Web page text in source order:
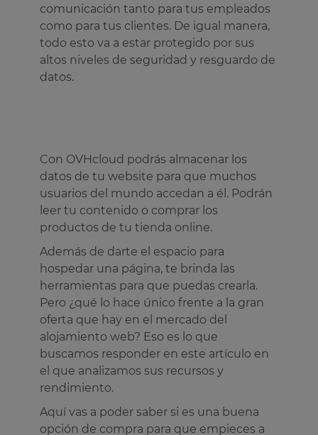
comunicación tanto para tus empleados
como para tus clientes. De igual manera,
todo esto va a estar protegido por sus
altos niveles de seguridad y resguardo de
datos.
Con OVHcloud podrás almacenar los
datos de tu website para que muchos
usuarios del mundo accedan a él. Podrán
leer tu contenido o comprar los
productos de tu tienda online.
Además de darte el espacio para
hospedar una página, te brinda las
herramientas para que puedas crearla.
Pero ¿qué lo hace único frente a la gran
oferta que hay en el mercado del
alojamiento web? Eso es lo que
buscamos responder en este artículo en
el que analizamos sus recursos y
rendimiento.
Aquí vas a poder saber si es una buena
opción de compra para que empieces a